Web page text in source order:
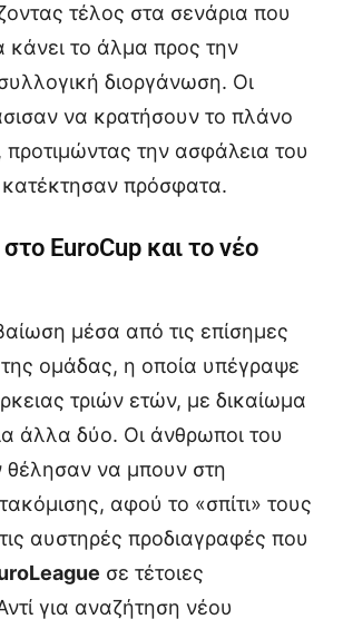
τέλος στα σενάρια που
κάνει το άλμα προς την
διοργάνωση. Οι
να κρατήσουν το πλάνο
προτιμώντας την ασφάλεια του
πρόσφατα.
EuroCup και το νέο
μέσα από τις επίσημες
της ομάδας, η οποία υπέγραψε
τριών ετών, με δικαίωμα
άλλα δύο. Οι άνθρωποι του
θέλησαν να μπουν στη
αφού το «σπίτι» τους
αυστηρές προδιαγραφές που
σε τέτοιες
για αναζήτηση νέου